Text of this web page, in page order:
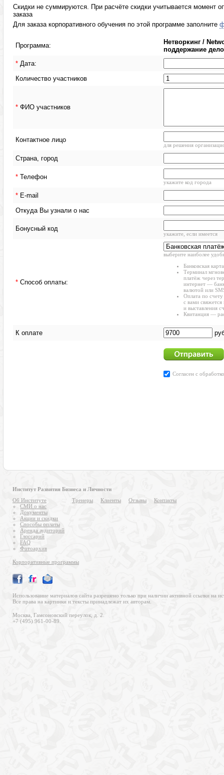
Скидки не суммируются. При расчёте скидки учитывается момент
заказа
Для заказа корпоративного обучения по этой программе заполните
Институт Развития Бизнеса и Личности
Об Институте
СМИ о нас
Документы
Акции и скидки
Способы оплаты
Аренда аудиторий
Глоссарий
FAQ
Фотоархив
Тренеры Клиенты Отзывы Контакты
Корпоративные программы
Использование материалов сайта разрешено только при наличии активной ссылки на
Все права на картинки и тексты принадлежат их авторам.
Москва, Гамсоновский переулок, д. 2.
+7 (495) 961-00-89.